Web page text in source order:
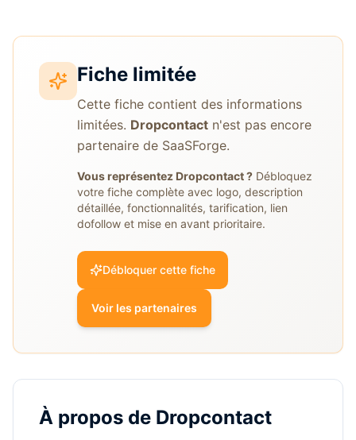
Fiche limitée
Cette fiche contient des informations
limitées. Dropcontact n'est pas encore
partenaire de SaaSForge.
Vous représentezDropcontact? Débloquez
votre fiche complète avec logo, description
détaillée, fonctionnalités, tarification, lien
dofollow et mise en avant prioritaire.
Débloquer cette fiche
Voir les partenaires
À propos de Dropcontact